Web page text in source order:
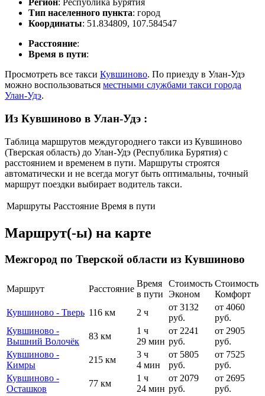
Регион: Республика Бурятия
Тип населенного пункта: город
Координаты: 51.834809, 107.584547
Расстояние:
Время в пути:
Просмотреть все такси Кувшиново. По приезду в Улан-Удэ
можно воспользоваться местными службами такси города
Улан-Удэ.
Из Кувшиново в Улан-Удэ :
Таблица маршрутов междугороднего такси из Кувшиново
(Тверская область) до Улан-Удэ (Республика Бурятия) с
расстоянием и временем в пути. Маршруты строятся
автоматически и не всегда могут быть оптимальны, точный
маршрут поездки выбирает водитель такси.
Маршруты Расстояние Время в пути
Маршрут(-ы) на карте
Межгород по Тверской области из Кувшиново
Маршрут Расстояние
Время
в пути
Стоимость
Эконом
Стоимость
Комфорт
Кувшиново - Тверь 116 км 2 ч
от 3132
руб.
от 4060
руб.
Кувшиново -
Вышний Волочёк
83 км
1 ч
29 мин
от 2241
руб.
от 2905
руб.
Кувшиново -
Кимры
215 км
3 ч
4 мин
от 5805
руб.
от 7525
руб.
Кувшиново -
Осташков
77 км
1 ч
24 мин
от 2079
руб.
от 2695
руб.